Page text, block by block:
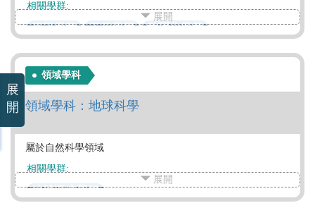
相關學群:
資訊學群 工程學群
數理化學群
建築設計學群
大眾傳播學群
教育學群
法政學群
展開
領域學科
領域學科：地球科學
屬於自然科學領域
相關學群:
地球環境學群
展開
展
開